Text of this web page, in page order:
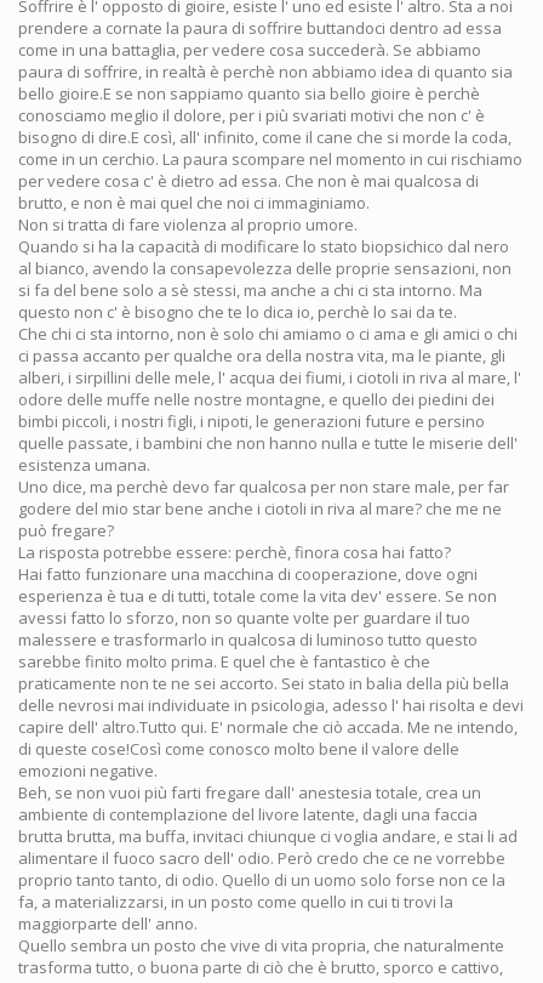
Soffrire è l' opposto di gioire, esiste l' uno ed esiste l' altro. Sta a noi
prendere a cornate la paura di soffrire buttandoci dentro ad essa
come in una battaglia, per vedere cosa succederà. Se abbiamo
paura di soffrire, in realtà è perchè non abbiamo idea di quanto sia
bello gioire.E se non sappiamo quanto sia bello gioire è perchè
conosciamo meglio il dolore, per i più svariati motivi che non c' è
bisogno di dire.E così, all' infinito, come il cane che si morde la coda,
come in un cerchio. La paura scompare nel momento in cui rischiamo
per vedere cosa c' è dietro ad essa. Che non è mai qualcosa di
brutto, e non è mai quel che noi ci immaginiamo.
Non si tratta di fare violenza al proprio umore.
Quando si ha la capacità di modificare lo stato biopsichico dal nero
al bianco, avendo la consapevolezza delle proprie sensazioni, non
si fa del bene solo a sè stessi, ma anche a chi ci sta intorno. Ma
questo non c' è bisogno che te lo dica io, perchè lo sai da te.
Che chi ci sta intorno, non è solo chi amiamo o ci ama e gli amici o chi
ci passa accanto per qualche ora della nostra vita, ma le piante, gli
alberi, i sirpillini delle mele, l' acqua dei fiumi, i ciotoli in riva al mare, l'
odore delle muffe nelle nostre montagne, e quello dei piedini dei
bimbi piccoli, i nostri figli, i nipoti, le generazioni future e persino
quelle passate, i bambini che non hanno nulla e tutte le miserie dell'
esistenza umana.
Uno dice, ma perchè devo far qualcosa per non stare male, per far
godere del mio star bene anche i ciotoli in riva al mare? che me ne
può fregare?
La risposta potrebbe essere: perchè, finora cosa hai fatto?
Hai fatto funzionare una macchina di cooperazione, dove ogni
esperienza è tua e di tutti, totale come la vita dev' essere. Se non
avessi fatto lo sforzo, non so quante volte per guardare il tuo
malessere e trasformarlo in qualcosa di luminoso tutto questo
sarebbe finito molto prima. E quel che è fantastico è che
praticamente non te ne sei accorto. Sei stato in balia della più bella
delle nevrosi mai individuate in psicologia, adesso l' hai risolta e devi
capire dell' altro.Tutto qui. E' normale che ciò accada. Me ne intendo,
di queste cose!Così come conosco molto bene il valore delle
emozioni negative.
Beh, se non vuoi più farti fregare dall' anestesia totale, crea un
ambiente di contemplazione del livore latente, dagli una faccia
brutta brutta, ma buffa, invitaci chiunque ci voglia andare, e stai li ad
alimentare il fuoco sacro dell' odio. Però credo che ce ne vorrebbe
proprio tanto tanto, di odio. Quello di un uomo solo forse non ce la
fa, a materializzarsi, in un posto come quello in cui ti trovi la
maggiorparte dell' anno.
Quello sembra un posto che vive di vita propria, che naturalmente
trasforma tutto, o buona parte di ciò che è brutto, sporco e cattivo,